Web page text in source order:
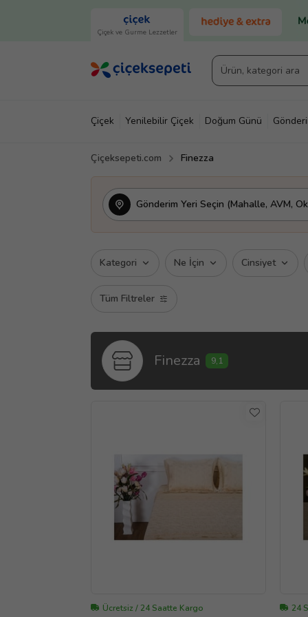
Çiçek ve Gurme Lezzetler
Çiçek Yenilebilir Çiçek Doğum Günü
Çiçeksepeti.com Finezza
Gönderim Yeri Seçin (Mahalle, AVM,
Kategori Ne İçin Cinsiyet
Tüm Filtreler
Finezza 9,1
Ücretsiz / 24 Saatte Kargo 24